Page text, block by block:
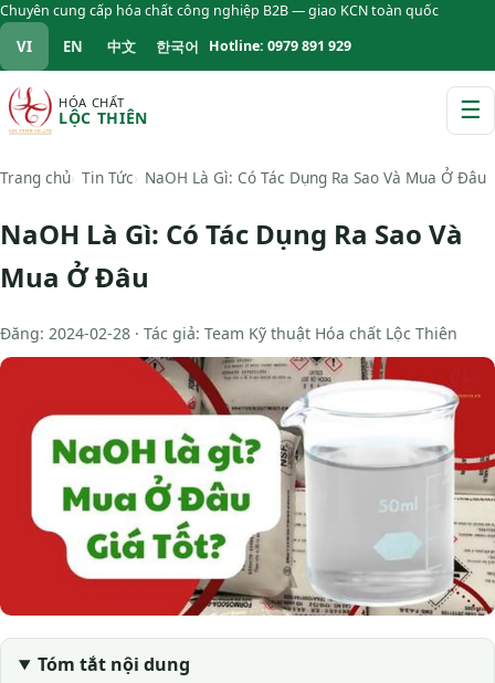
Chuyên cung cấp hóa chất công nghiệp B2B — giao KCN toàn quốc
VI EN 中文 한국어 Hotline: 0979 891 929
HÓA CHẤT
LỘC THIÊN ☰
Trang chủ Tin Tức NaOH Là Gì: Có Tác Dụng Ra Sao Và Mua Ở Đâu
NaOH Là Gì: Có Tác Dụng Ra Sao Và
Mua Ở Đâu
Đăng: 2024-02-28 · Tác giả: Team Kỹ thuật Hóa chất Lộc Thiên
Tóm tắt nội dung